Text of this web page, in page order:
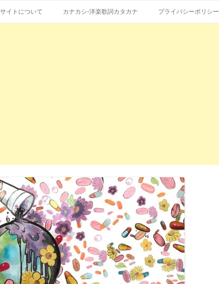
訳、英語の意味、読み方
ン
ン
イトについて カナカシ-洋楽歌詞カタカナ プライバシーポリシー